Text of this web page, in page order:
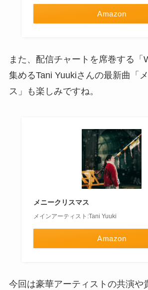
Amazon
また、配信チャートを席巻する「
集めるTani Yuukiさんの最新曲「
ス」も楽しみですね。
メニークリスマス
メインアーティスト:Tani Yuuki
Amazon
今回は豪華アーティストの共演や